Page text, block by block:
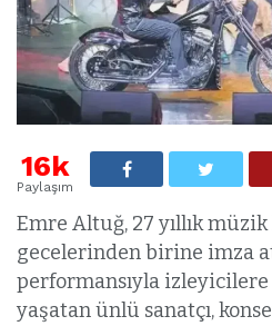
16k
Paylaşım
Emre Altuğ, 27 yıllık
gecelerinden birine imza
performansıyla
yaşatan ünlü sanatçı,